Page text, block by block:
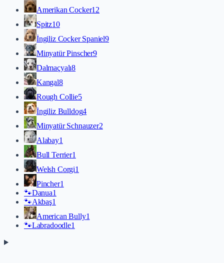
Amerikan Cocker12
Spitz10
İngiliz Cocker Spaniel9
Minyatür Pinscher9
Dalmaçyalı8
Kangal8
Rough Collie5
İngiliz Bulldog4
Minyatür Schnauzer2
Alabay1
Bull Terrier1
Welsh Corgi1
Pincher1
🐾Danua1
🐾Akbaş1
American Bully1
🐾Labradoodle1